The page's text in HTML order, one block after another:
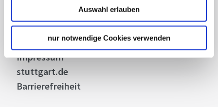
Auswahl erlauben
nur notwendige Cookies verwenden
Kontakt
Cookies
Impressum
stuttgart.de
Barrierefreiheit